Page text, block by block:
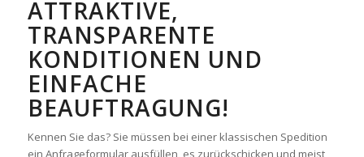
ATTRAKTIVE,
TRANSPARENTE
KONDITIONEN UND
EINFACHE
BEAUFTRAGUNG!
Kennen Sie das? Sie müssen bei einer klassischen Spedition
ein Anfrageformular ausfüllen, es zurückschicken und meist